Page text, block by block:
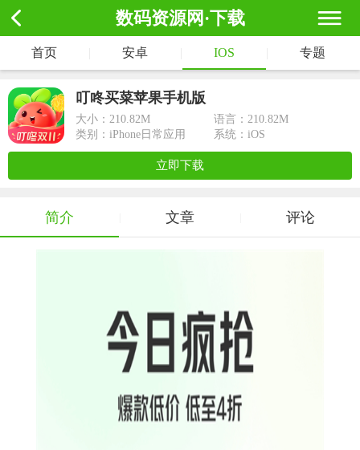
数码资源网·下载
首页 安卓 IOS 专题
叮咚买菜苹果手机版
大小： 210.82M
语言：210.82M
类别：iPhone日常应用
系统：iOS
立即下载
简介 文章 评论